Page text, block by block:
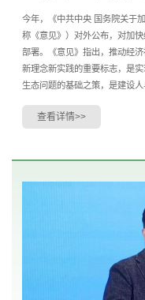
今年，《中共中央 国务院关于
称《意见》）对外公布，对加
部署。《意见》指出，推动经
新理念新实践的重要标志，是
生态问题的基础之策，是建设
查看详情>>